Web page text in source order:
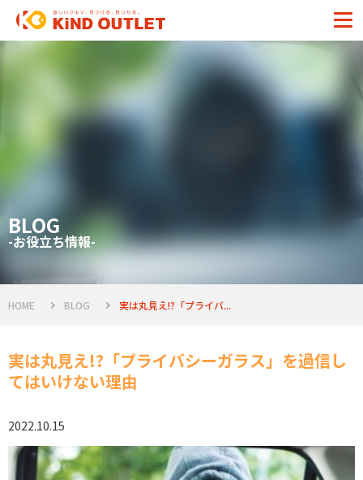
BLOG
-お役立ち情報-
HOME BLOG 実は丸見え!?「プライバ...
実は丸見え!?「プライバシーガラス」を過信し
てはいけない理由
2022.10.15